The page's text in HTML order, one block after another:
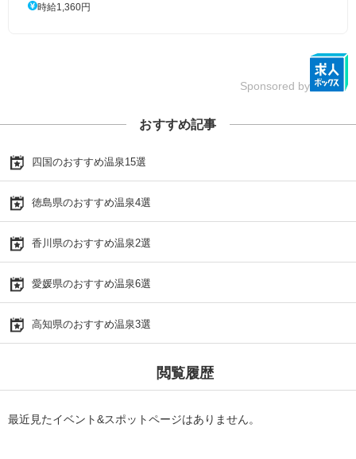
時給1,360円
Sponsored by
おすすめ記事
四国のおすすめ温泉15選
徳島県のおすすめ温泉4選
香川県のおすすめ温泉2選
愛媛県のおすすめ温泉6選
高知県のおすすめ温泉3選
閲覧履歴
最近見たイベント&スポットページはありません。